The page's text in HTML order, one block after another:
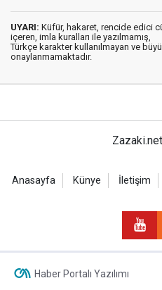
UYARI: Küfür, hakaret, rencide edici
içeren, imla kuralları ile yazılmamış,
Türkçe karakter kullanılmayan ve
onaylanmamaktadır.
Anasayfa Künye İletişim
Haber Portalı Yazılımı